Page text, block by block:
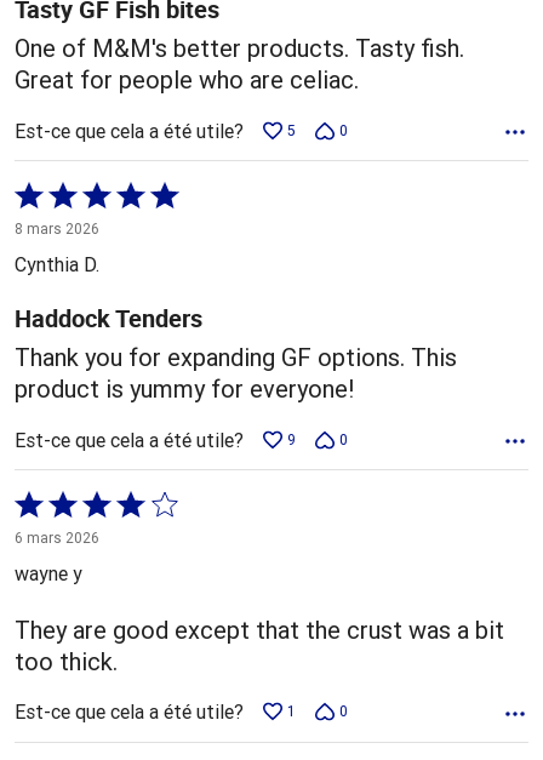
Tasty GF Fish bites
One of M&M's better products. Tasty fish.
Great for people who are celiac.
Est-ce que cela a été utile? 5 0
Coté
5 sur
5
8 mars 2026
Cynthia D.
Haddock Tenders
Thank you for expanding GF options. This
product is yummy for everyone!
Est-ce que cela a été utile? 9 0
Coté
4 sur
6 mars 2026
wayne y
They are good except that the crust was a bit
too thick.
Est-ce que cela a été utile? 1 0